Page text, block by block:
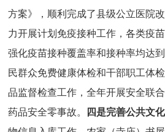
方案》，顺利完成了县级公立医院
力开展计划免疫接种工作，各类疫
强化疫苗接种覆盖率和接种率均达
民群众免费健康体检和干部职工体
品监督检查工作，全年开展安全联
药品安全零事故。
四是完善公共文